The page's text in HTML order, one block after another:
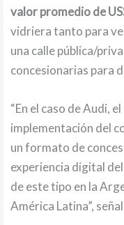
valor promedio de
vidriera tanto para
una calle pública/
concesionarias para
“En el caso de Audi,
implementación del
un formato de
experiencia digital
de este tipo en la
América Latina”,